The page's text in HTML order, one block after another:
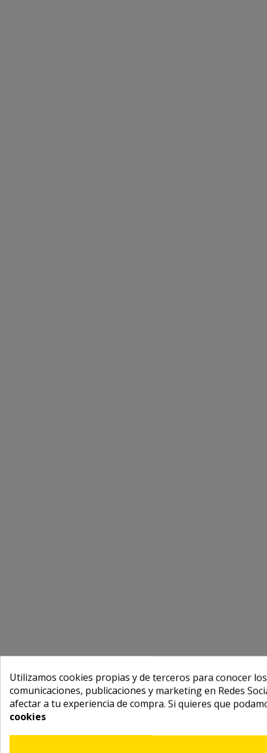
Utilizamos cookies propias y de terceros para conocer
comunicaciones, publicaciones y marketing en Redes
afectar a tu experiencia de compra. Si quieres que
cookies